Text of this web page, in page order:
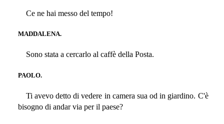
Ce ne hai messo del tempo!
MADDALENA.
Sono stata a cercarlo al caffè della Posta.
PAOLO.
Ti avevo detto di vedere in camera sua od in giardino. C'è
bisogno di andar via per il paese?